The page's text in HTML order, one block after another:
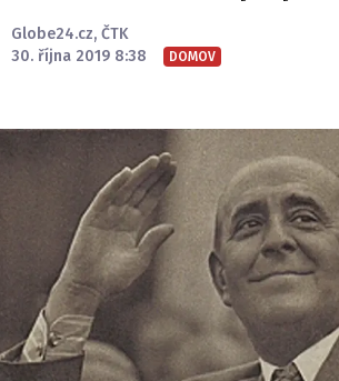
Globe24.cz, ČTK
30. října 2019 8:38
DOMOV